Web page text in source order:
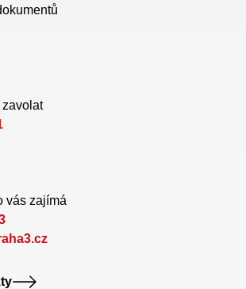
zavolat
vás zajímá